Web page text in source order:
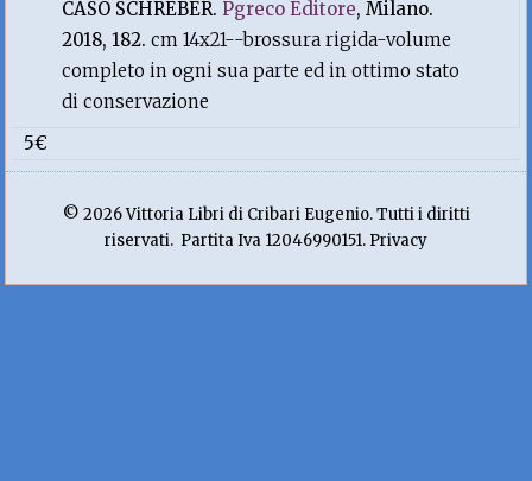
CASO SCHREBER.Pgreco Editore, Milano.
2018, 182.cm 14x21--brossura rigida-volume
completo in ogni sua parte ed in ottimo stato
di conservazione
5€
© 2026 Vittoria Libri di Cribari Eugenio. Tutti i diritti
riservati. Partita Iva 12046990151. Privacy